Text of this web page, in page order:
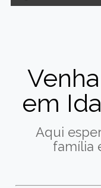
em
Aqui
família